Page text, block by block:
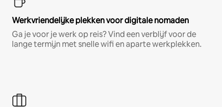
Werkvriendelijke plekken voor digitale nomaden
Ga je voor je werk op reis? Vind een verblijf voor de
lange termijn met snelle wifi en aparte werkplekken.